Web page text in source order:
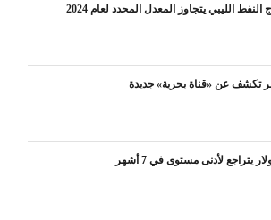
النفط الليبي يتجاوز المعدل المحدد لعام 2024
تكشف عن «قناة بحرية» جديدة
يتراجع لأدنى مستوى في 7 أشهر